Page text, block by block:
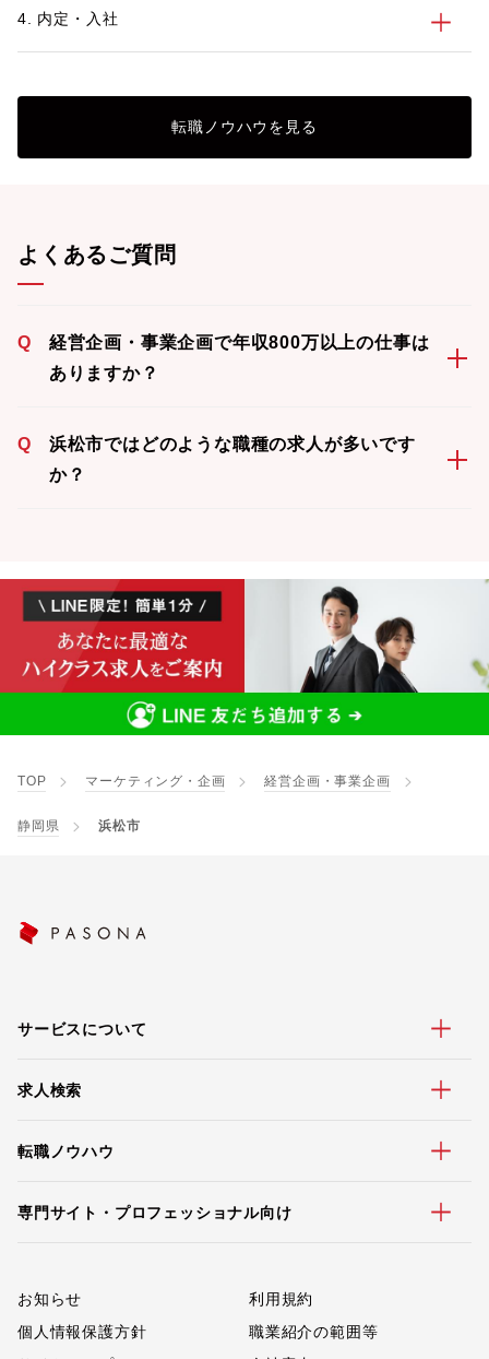
提供をさせていただきますので、お気軽に
ご相談ください。
アに関するご相談
可能ですので、お
4. 内定・入社
転職ノウハウを見る
よくあるご質問
Q
経営企画・事業企画で年収800万以上の仕事は
ありますか？
Q
浜松市ではどのような職種の求人が多いです
か？
TOP マーケティング・企画 経営企画・事業企画
静岡県 浜松市
サービスについて
求人検索
転職ノウハウ
専門サイト・プロフェッショナル向け
お知らせ
利用規約
個人情報保護方針
職業紹介の範囲等